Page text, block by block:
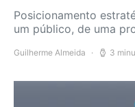
Posicionamento
um público, de uma
Guilherme Almeida 3